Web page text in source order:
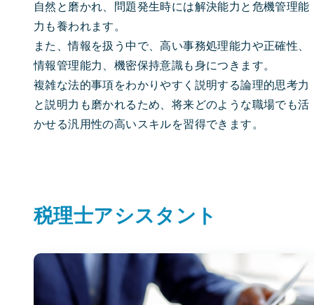
自然と磨かれ、問題発生時には解決能力と危機管理能
力も養われます。
また、情報を扱う中で、高い事務処理能力や正確性、
情報管理能力、機密保持意識も身につきます。
複雑な法的事項をわかりやすく説明する論理的思考力
と説明力も磨かれるため、将来どのような職場でも活
かせる汎用性の高いスキルを習得できます。
税理士アシスタント